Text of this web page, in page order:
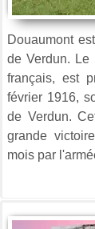
Douaumont
de Verdun. Le
français, est
février 1916,
de Verdun.
grande
mois par